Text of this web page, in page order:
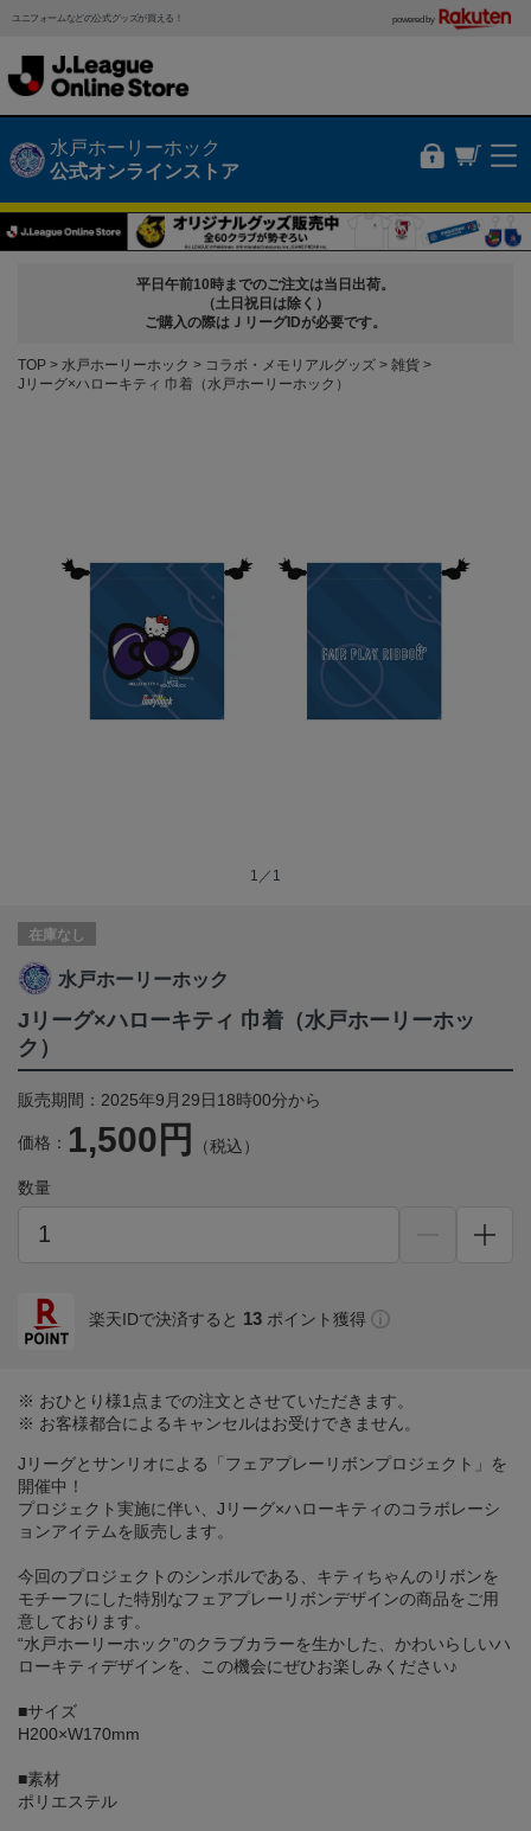
ユニフォームなどの公式グッズが買える！ powered by
水戸ホーリーホック
公式オンラインストア
平日午前10時までのご注文は当日出荷。
（土日祝日は除く）
ご購入の際はＪリーグIDが必要です。
TOP 水戸ホーリーホック コラボ・メモリアルグッズ
雑貨
Jリーグ×ハローキティ 巾着（水戸ホーリーホック）
1／1
在庫なし
水戸ホーリーホック
Jリーグ×ハローキティ 巾着（水戸ホーリーホッ
ク）
販売期間：2025年9月29日18時00分から
価格： 1,500円 （税込）
数量
楽天IDで決済すると 13 ポイント獲得
※ おひとり様1点までの注文とさせていただきます。
※ お客様都合によるキャンセルはお受けできません。
Jリーグとサンリオによる「フェアプレーリボンプロジェクト」を
開催中！
プロジェクト実施に伴い、Jリーグ×ハローキティのコラボレーシ
ョンアイテムを販売します。
今回のプロジェクトのシンボルである、キティちゃんのリボンを
モチーフにした特別なフェアプレーリボンデザインの商品をご用
意しております。
“水戸ホーリーホック”のクラブカラーを生かした、かわいらしいハ
ローキティデザインを、この機会にぜひお楽しみください♪
■サイズ
H200×W170mm
■素材
ポリエステル